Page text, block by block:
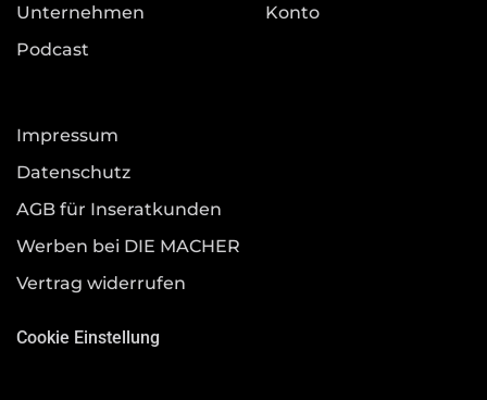
Unternehmen
Podcast
Konto
Impressum
Datenschutz
AGB für Inseratkunden
Werben bei DIE MACHER
Vertrag widerrufen
Cookie Einstellung